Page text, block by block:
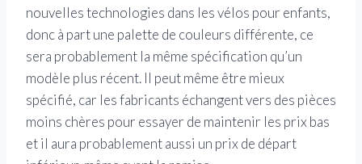
nouvelles technologies dans les vélos pour enfants,
donc à part une palette de couleurs différente, ce
sera probablement la même spécification qu’un
modèle plus récent. Il peut même être mieux
spécifié, car les fabricants échangent vers des pièces
moins chères pour essayer de maintenir les prix bas
et il aura probablement aussi un prix de départ